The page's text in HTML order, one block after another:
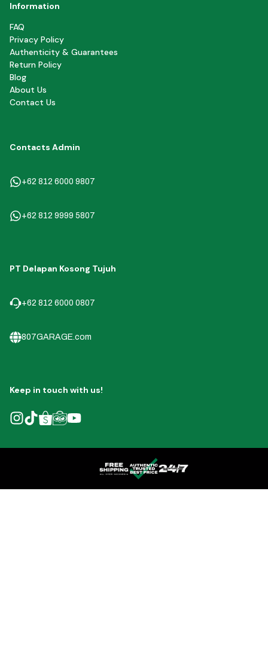
Information
FAQ
Privacy Policy
Authenticity & Guarantees
Return Policy
Blog
About Us
Contact Us
Contacts Admin
+62 812 6000 9807
+62 812 9999 5807
PT Delapan Kosong Tujuh
+62 812 6000 0807
807GARAGE.com
Keep in touch with us!